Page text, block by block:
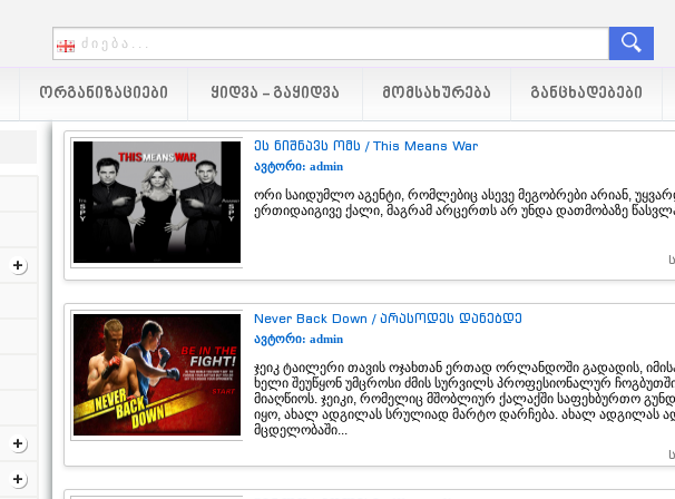
ᲝᲠᲒᲐᲜᲘᲖᲐᲪᲘᲔᲑᲘ ᲧᲘᲓᲕᲐ - ᲒᲐᲧᲘᲓᲕᲐ ᲛᲝᲛᲡᲐᲮᲣᲠᲔᲑᲐ ᲒᲐᲜᲪᲮᲐᲓᲔᲑᲔᲑᲘ
ეს ნიშნავს ომს / This Means War
ავტორი: admin
ორი საიდუმლო აგენტი, რომლებიც ასევე მეგობრები არიან,
ერთიდაიგივე ქალი, მაგრამ არცერთს არ უნდა დათმობაზე
Never Back Down / არასოდეს დანებდე
ავტორი: admin
ჯეიკ ტაილერი თავის ოჯახთან ერთად ორლანდოში გადადის,
ხელი შეუწყონ უმცროსი ძმის სურვილს პროფესიონალურ ჩოგბუთში
მიაღწიოს. ჯეიკი, რომელიც მშობლიურ ქალაქში საფეხბურთო
იყო, ახალ ადგილას სრულიად მარტო დარჩება. ახალ ადგილას
მცდელობაში...